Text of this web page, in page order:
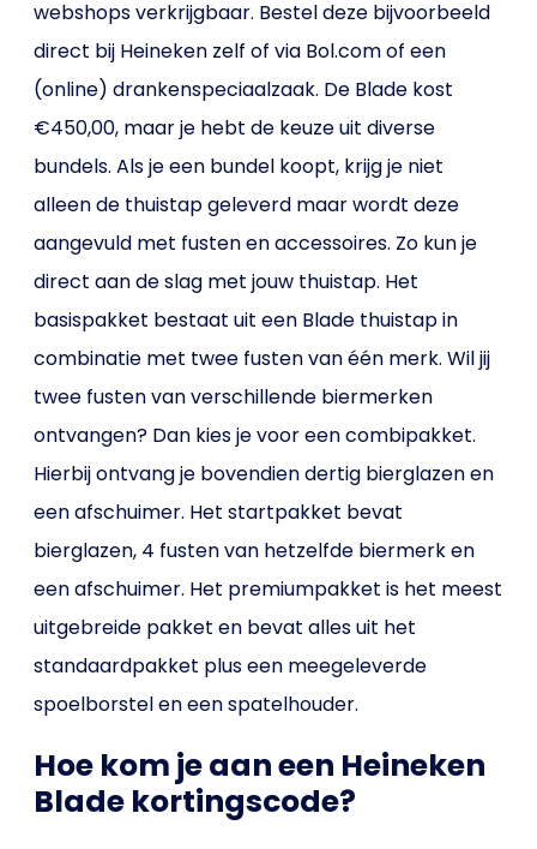
webshops verkrijgbaar. Bestel deze bijvoorbeeld
direct bij Heineken zelf of via Bol.com of een
(online) drankenspeciaalzaak. De Blade kost
€450,00, maar je hebt de keuze uit diverse
bundels. Als je een bundel koopt, krijg je niet
alleen de thuistap geleverd maar wordt deze
aangevuld met fusten en accessoires. Zo kun je
direct aan de slag met jouw thuistap. Het
basispakket bestaat uit een Blade thuistap in
combinatie met twee fusten van één merk. Wil jij
twee fusten van verschillende biermerken
ontvangen? Dan kies je voor een combipakket.
Hierbij ontvang je bovendien dertig bierglazen en
een afschuimer. Het startpakket bevat
bierglazen, 4 fusten van hetzelfde biermerk en
een afschuimer. Het premiumpakket is het meest
uitgebreide pakket en bevat alles uit het
standaardpakket plus een meegeleverde
spoelborstel en een spatelhouder.
Hoe kom je aan een Heineken
Blade kortingscode?